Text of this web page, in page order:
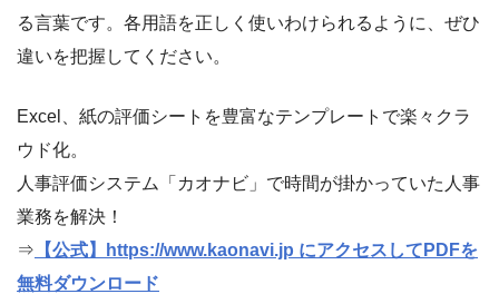
る言葉です。各用語を正しく使いわけられるように、ぜひ
違いを把握してください。
Excel、紙の評価シートを豊富なテンプレートで楽々クラ
ウド化。
人事評価システム「カオナビ」で時間が掛かっていた人事
業務を解決！
⇒ 【公式】https://www.kaonavi.jp にアクセスしてPDFを
無料ダウンロード